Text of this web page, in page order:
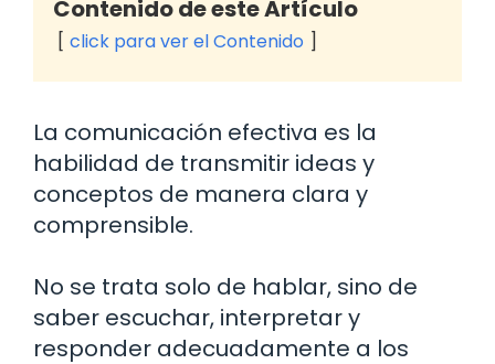
Contenido de este Artículo
click para ver el Contenido
La comunicación efectiva es la
habilidad de transmitir ideas y
conceptos de manera clara y
comprensible.
No se trata solo de hablar, sino de
saber escuchar, interpretar y
responder adecuadamente a los